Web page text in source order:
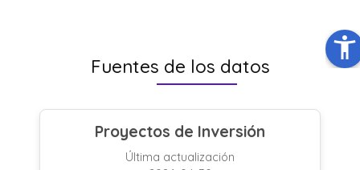
Fuentes de los datos
Proyectos de Inversión
Última actualización